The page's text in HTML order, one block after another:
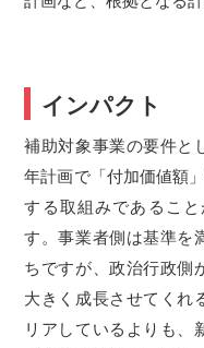
インパクト
補助対象事業の要件と
年計画で「付加価値額
する取組みであるこ
す。事業者側は基準を
ちですが、政治行政側
大きく成長させてくれ
リアしているよりも、